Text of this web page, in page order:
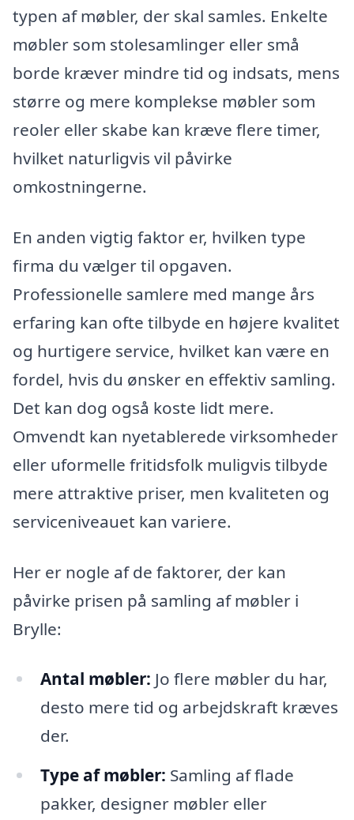
typen af møbler, der skal samles. Enkelte
møbler som stolesamlinger eller små
borde kræver mindre tid og indsats, mens
større og mere komplekse møbler som
reoler eller skabe kan kræve flere timer,
hvilket naturligvis vil påvirke
omkostningerne.
En anden vigtig faktor er, hvilken type
firma du vælger til opgaven.
Professionelle samlere med mange års
erfaring kan ofte tilbyde en højere kvalitet
og hurtigere service, hvilket kan være en
fordel, hvis du ønsker en effektiv samling.
Det kan dog også koste lidt mere.
Omvendt kan nyetablerede virksomheder
eller uformelle fritidsfolk muligvis tilbyde
mere attraktive priser, men kvaliteten og
serviceniveauet kan variere.
Her er nogle af de faktorer, der kan
påvirke prisen på samling af møbler i
Brylle:
Antal møbler: Jo flere møbler du har,
desto mere tid og arbejdskraft kræves
der.
Type af møbler: Samling af flade
pakker, designer møbler eller